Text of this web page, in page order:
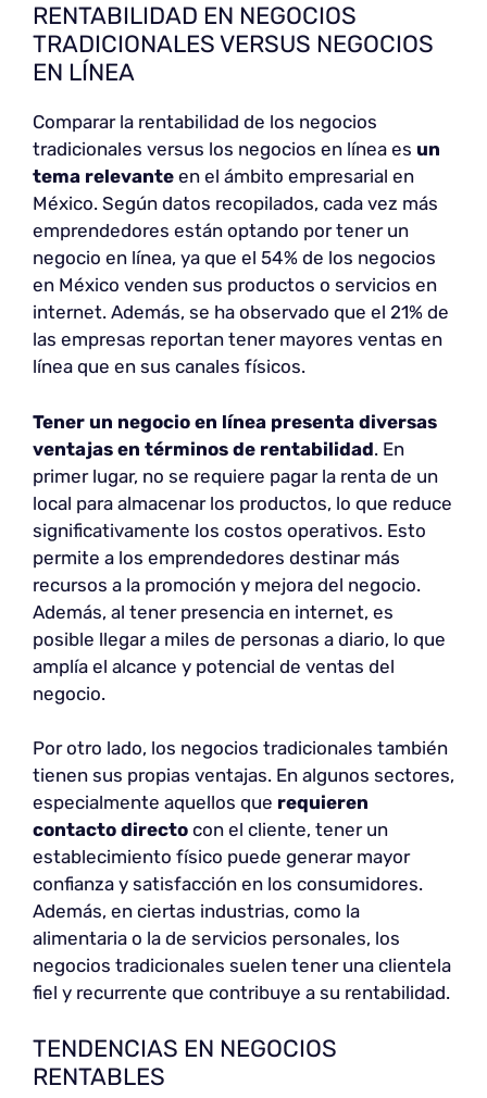
RENTABILIDAD EN NEGOCIOS
TRADICIONALES VERSUS NEGOCIOS
EN LÍNEA
Comparar la rentabilidad de los negocios
tradicionales versus los negocios en línea es un
tema relevante en el ámbito empresarial en
México. Según datos recopilados, cada vez más
emprendedores están optando por tener un
negocio en línea, ya que el 54% de los negocios
en México venden sus productos o servicios en
internet. Además, se ha observado que el 21% de
las empresas reportan tener mayores ventas en
línea que en sus canales físicos.
Tener un negocio en línea presenta diversas
ventajas en términos de rentabilidad. En
primer lugar, no se requiere pagar la renta de un
local para almacenar los productos, lo que reduce
significativamente los costos operativos. Esto
permite a los emprendedores destinar más
recursos a la promoción y mejora del negocio.
Además, al tener presencia en internet, es
posible llegar a miles de personas a diario, lo que
amplía el alcance y potencial de ventas del
negocio.
Por otro lado, los negocios tradicionales también
tienen sus propias ventajas. En algunos sectores,
especialmente aquellos que requieren
contacto directo con el cliente, tener un
establecimiento físico puede generar mayor
confianza y satisfacción en los consumidores.
Además, en ciertas industrias, como la
alimentaria o la de servicios personales, los
negocios tradicionales suelen tener una clientela
fiel y recurrente que contribuye a su rentabilidad.
TENDENCIAS EN NEGOCIOS
RENTABLES